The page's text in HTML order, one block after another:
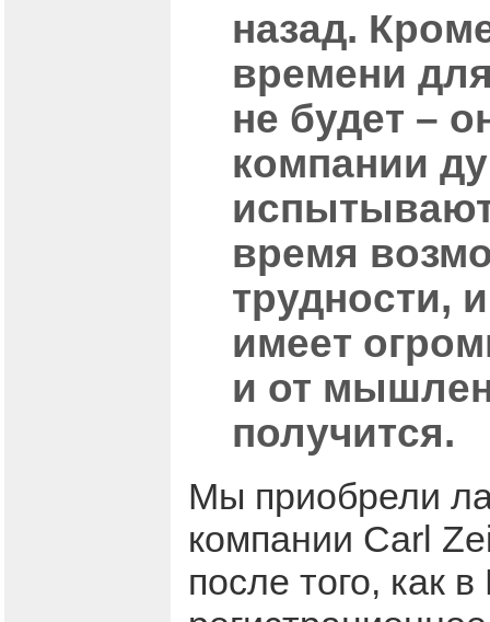
назад.
времени
не будет –
компании
время
трудности,
имеет
и от
получится.
Мы приобрели
компании Carl
после того, как